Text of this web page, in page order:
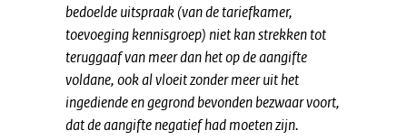
bedoelde uitspraak (van de tariefkamer,
toevoeging kennisgroep) niet kan strekken tot
teruggaaf van meer dan het op de aangifte
voldane, ook al vloeit zonder meer uit het
ingediende en gegrond bevonden bezwaar voort,
dat de aangifte negatief had moeten zijn.